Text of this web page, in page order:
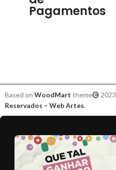
Pagamentos
Based on WoodMart theme 2023
Reservados – Web Artes.